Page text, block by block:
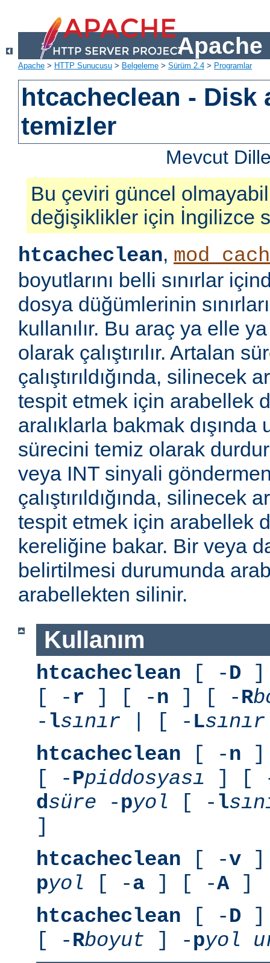
Apache
Apache > HTTP Sunucusu > Belgeleme > Sürüm 2.4 > Programlar
htcacheclean - Disk
temizler
Mevcut
Bu çeviri güncel
değişiklikler için İngilizce
htcacheclean,
boyutlarını belli sınırlar
dosya düğümlerinin
kullanılır. Bu araç ya elle
olarak çalıştırılır. Artalan
çalıştırıldığında, silinecek
tespit etmek için arabellek
aralıklarla bakmak
sürecini temiz olarak
veya INT sinyali
çalıştırıldığında, silinecek
tespit etmek için arabellek
kereliğine bakar. Bir veya
belirtilmesi durumunda
arabellekten silinir.
Kullanım
htcacheclean [ -D ]
[ - r ] [ -n ] [ -R
- lsınır | [ - Lsınır
htcacheclean [ -n ]
[ -Ppiddosyası ] [
dsüre -pyol [ - l
]
htcacheclean [ -v ]
pyol [ -a ] [ -A]
htcacheclean [ -D ]
[ -Rboyut ] -pyol